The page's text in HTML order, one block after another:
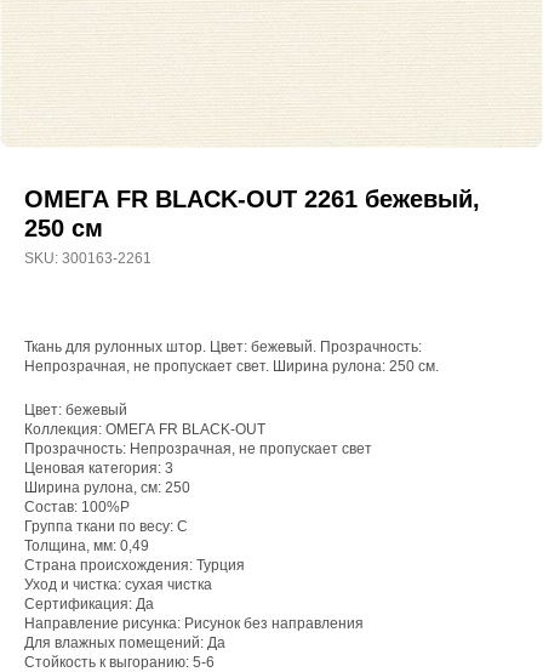
ОМЕГА FR BLACK-OUT 2261 бежевый,
250 см
SKU: 300163-2261
Ткань для рулонных штор. Цвет: бежевый. Прозрачность:
Непрозрачная, не пропускает свет. Ширина рулона: 250 см.
Цвет: бежевый
Коллекция: ОМЕГА FR BLACK-OUT
Прозрачность: Непрозрачная, не пропускает свет
Ценовая категория: 3
Ширина рулона, см: 250
Состав: 100%P
Группа ткани по весу: C
Толщина, мм: 0,49
Страна происхождения: Турция
Уход и чистка: сухая чистка
Сертификация: Да
Направление рисунка: Рисунок без направления
Для влажных помещений: Да
Стойкость к выгоранию: 5-6
Карнизы
Раздвижные
Рулонные
Римские
Наши соцсети
shop@onviz.ru